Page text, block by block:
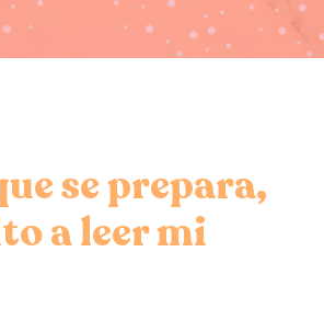
se prepara,
a leer mi